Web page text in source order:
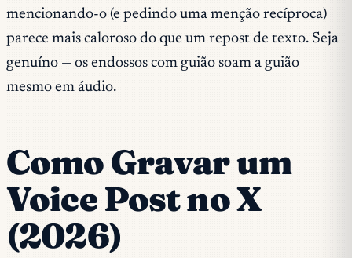
mencionando-o (e pedindo uma menção recíproca)
parece mais caloroso do que um repost de texto. Seja
genuíno — os endossos com guião soam a guião
mesmo em áudio.
Como Gravar um
Voice Post no X
(2026)